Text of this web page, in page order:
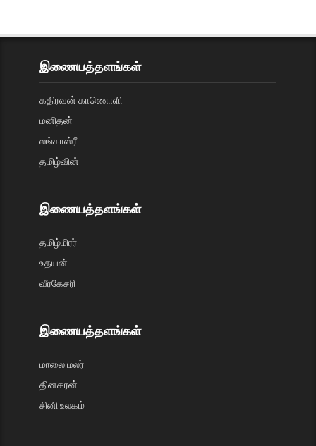
இணையத்தளங்கள்
கதிரவன் காணொளி
மனிதன்
லங்காஸ்ரீ
தமிழ்வின்
இணையத்தளங்கள்
தமிழ்மிரர்
உதயன்
வீரகேசரி
இணையத்தளங்கள்
மாலை மலர்
தினகரன்
சினி உலகம்